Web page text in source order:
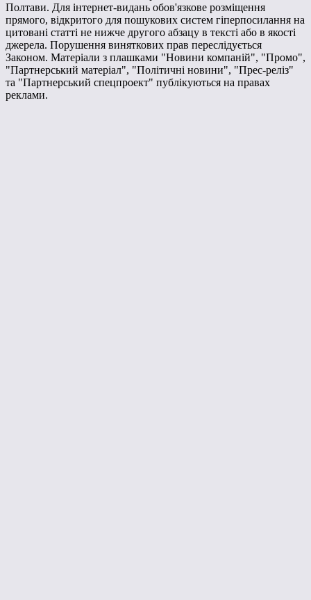
Полтави. Для інтернет-видань обов'язкове розміщення
прямого, відкритого для пошукових систем гіперпосилання на
цитовані статті не нижче другого абзацу в тексті або в якості
джерела. Порушення виняткових прав переслідується
Законом. Матеріали з плашками "Новини компаній", "Промо",
"Партнерський матеріал", "Політичні новини", "Прес-реліз"
та "Партнерський спецпроект" публікуються на правах
реклами.